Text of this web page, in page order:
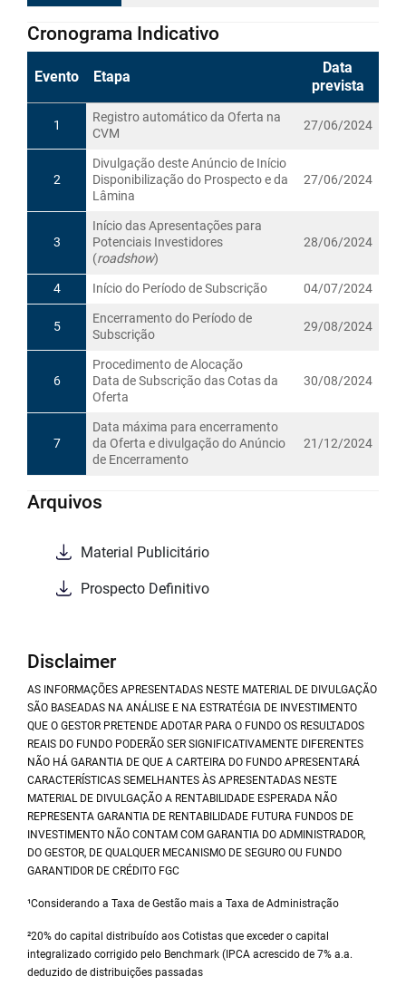
Cronograma Indicativo
Evento Etapa
Data
prevista
1
Registro automático da Oferta na
CVM
27/06/2024
2
Divulgação deste Anúncio de Início
Disponibilização do Prospecto e da
Lâmina
27/06/2024
3
Início das Apresentações para
Potenciais Investidores
(roadshow)
28/06/2024
4 Início do Período de Subscrição 04/07/2024
5
Encerramento do Período de
Subscrição
29/08/2024
6
Procedimento de Alocação
Data de Subscrição das Cotas da
Oferta
30/08/2024
7
Data máxima para encerramento
da Oferta e divulgação do Anúncio
de Encerramento
21/12/2024
Arquivos
Material Publicitário
Prospecto Definitivo
Disclaimer
AS INFORMAÇÕES APRESENTADAS NESTE MATERIAL DE DIVULGAÇÃO
SÃO BASEADAS NA ANÁLISE E NA ESTRATÉGIA DE INVESTIMENTO
QUE O GESTOR PRETENDE ADOTAR PARA O FUNDO OS RESULTADOS
REAIS DO FUNDO PODERÃO SER SIGNIFICATIVAMENTE DIFERENTES
NÃO HÁ GARANTIA DE QUE A CARTEIRA DO FUNDO APRESENTARÁ
CARACTERÍSTICAS SEMELHANTES ÀS APRESENTADAS NESTE
MATERIAL DE DIVULGAÇÃO A RENTABILIDADE ESPERADA NÃO
REPRESENTA GARANTIA DE RENTABILIDADE FUTURA FUNDOS DE
INVESTIMENTO NÃO CONTAM COM GARANTIA DO ADMINISTRADOR,
DO GESTOR, DE QUALQUER MECANISMO DE SEGURO OU FUNDO
GARANTIDOR DE CRÉDITO FGC
¹Considerando a Taxa de Gestão mais a Taxa de Administração
²20% do capital distribuído aos Cotistas que exceder o capital
integralizado corrigido pelo Benchmark (IPCA acrescido de 7% a.a.
deduzido de distribuições passadas